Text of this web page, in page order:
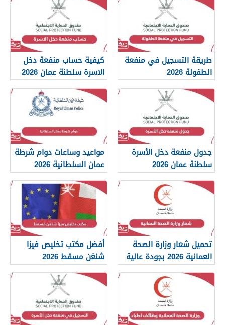
طريقة التسجيل في منفعة
الطفولة 2026
كيفية حساب منفعة دخل
الاسرة سلطنة عمان 2026
جدول منفعة دخل الأسرة
سلطنة عمان 2026
مواعيد وساعات دوام شرطة
عمان السلطانية 2026
تحميل شعار وزارة الصحة
العمانية 2026 بجودة عالية
png
أفضل مكتب تخليص فيزا
شنغن مسقط 2026